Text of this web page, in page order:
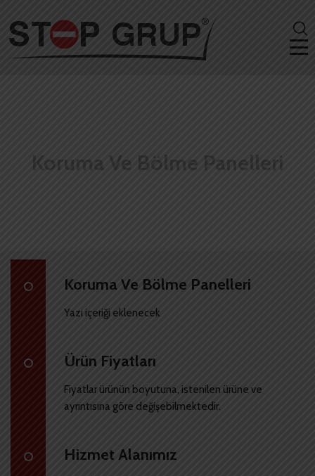
Koruma Ve Bölme Panelleri
Koruma Ve Bölme Panelleri
Yazı içeriği eklenecek
Ürün Fiyatları
Fiyatlar ürünün boyutuna, istenilen ürüne ve
ayrıntısına göre değişebilmektedir.
Hizmet Alanımız